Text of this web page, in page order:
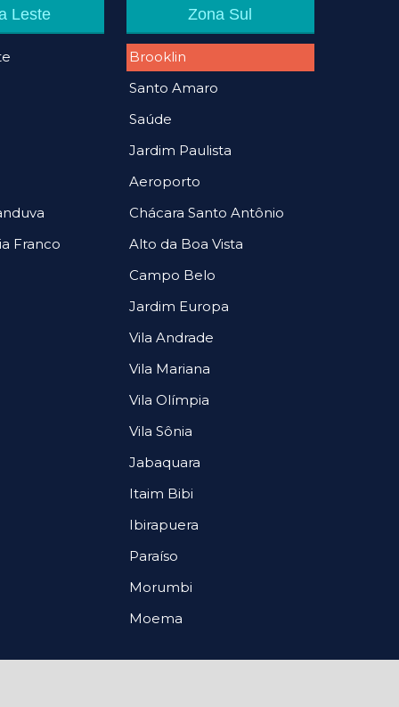
Leste
Franco
Zona Sul
Brooklin
Santo Amaro
Saúde
Jardim Paulista
Aeroporto
Chácara Santo Antônio
Alto da Boa Vista
Campo Belo
Jardim Europa
Vila Andrade
Vila Mariana
Vila Olímpia
Vila Sônia
Jabaquara
Itaim Bibi
Ibirapuera
Paraíso
Morumbi
Moema